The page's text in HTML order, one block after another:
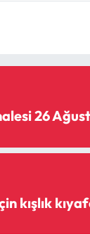
26
kışlık